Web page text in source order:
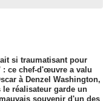
si traumatisant pour
: ce chef-d'œuvre a valu
à Denzel Washington,
le réalisateur garde un
souvenir d'un des